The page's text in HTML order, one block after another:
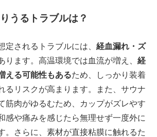
うるトラブルは？
定されるトラブルには、 経血漏れ・ズ
ります。高温環境では血流が増え、 経
える可能性もあるため、しっかり装着
るリスクが高まります。また、サウナ
筋肉がゆるむため、カップがズレやす
感や痛みを感じたら無理せず一度外に
。さらに、素材が直接粘膜に触れるた